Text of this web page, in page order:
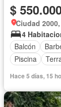
$
Ciudad
4
Balcón
Piscina
Hace 5 días, 15